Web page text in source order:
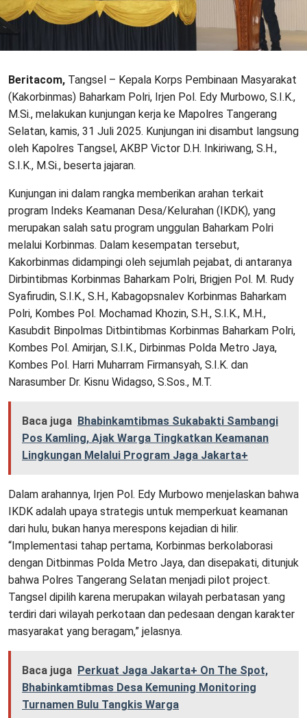
Beritacom, Tangsel – Kepala Korps Pembinaan Masyarakat
(Kakorbinmas) Baharkam Polri, Irjen Pol. Edy Murbowo, S.I.K.,
M.Si., melakukan kunjungan kerja ke Mapolres Tangerang
Selatan, kamis, 31 Juli 2025. Kunjungan ini disambut langsung
oleh Kapolres Tangsel, AKBP Victor D.H. Inkiriwang, S.H.,
S.I.K., M.Si., beserta jajaran.
Kunjungan ini dalam rangka memberikan arahan terkait
program Indeks Keamanan Desa/Kelurahan (IKDK), yang
merupakan salah satu program unggulan Baharkam Polri
melalui Korbinmas. Dalam kesempatan tersebut,
Kakorbinmas didampingi oleh sejumlah pejabat, di antaranya
Dirbintibmas Korbinmas Baharkam Polri, Brigjen Pol. M. Rudy
Syafirudin, S.I.K., S.H., Kabagopsnalev Korbinmas Baharkam
Polri, Kombes Pol. Mochamad Khozin, S.H., S.I.K., M.H.,
Kasubdit Binpolmas Ditbintibmas Korbinmas Baharkam Polri,
Kombes Pol. Amirjan, S.I.K., Dirbinmas Polda Metro Jaya,
Kombes Pol. Harri Muharram Firmansyah, S.I.K. dan
Narasumber Dr. Kisnu Widagso, S.Sos., M.T.
Baca juga Bhabinkamtibmas Sukabakti Sambangi
Pos Kamling, Ajak Warga Tingkatkan Keamanan
Lingkungan Melalui Program Jaga Jakarta+
Dalam arahannya, Irjen Pol. Edy Murbowo menjelaskan bahwa
IKDK adalah upaya strategis untuk memperkuat keamanan
dari hulu, bukan hanya merespons kejadian di hilir.
“Implementasi tahap pertama, Korbinmas berkolaborasi
dengan Ditbinmas Polda Metro Jaya, dan disepakati, ditunjuk
bahwa Polres Tangerang Selatan menjadi pilot project.
Tangsel dipilih karena merupakan wilayah perbatasan yang
terdiri dari wilayah perkotaan dan pedesaan dengan karakter
masyarakat yang beragam,” jelasnya.
Baca juga Perkuat Jaga Jakarta+ On The Spot,
Bhabinkamtibmas Desa Kemuning Monitoring
Turnamen Bulu Tangkis Warga